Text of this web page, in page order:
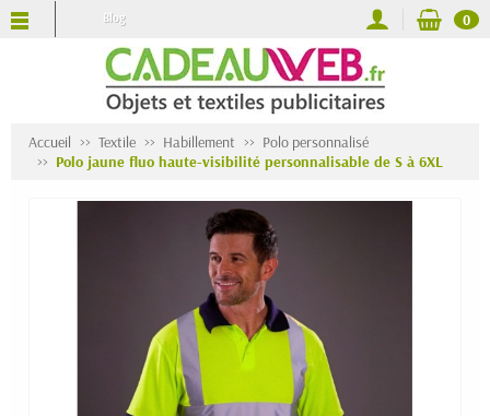
Blog 0
Accueil Textile Habillement
Polo personnalisé
Polo jaune fluo haute-visibilité personnalisable de S à 6XL